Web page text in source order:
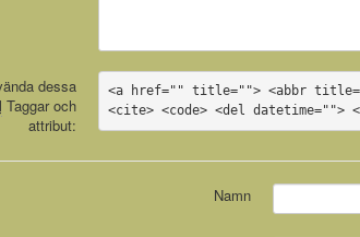
dessa
Taggar och
attribut:
<a href="" title=""> <abbr
<cite> <code> <del datetime="">
Namn